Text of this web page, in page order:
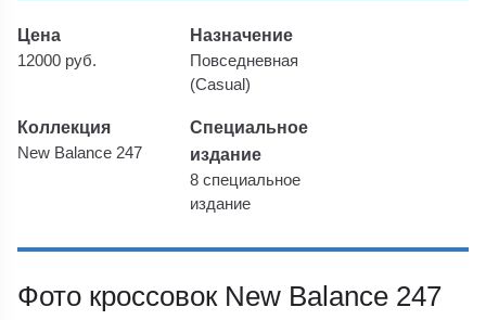
Цена
12000 руб.
Назначение
Повседневная
(Casual)
Коллекция
New Balance 247
Специальное
издание
8 специальное
издание
Фото кроссовок New Balance 247